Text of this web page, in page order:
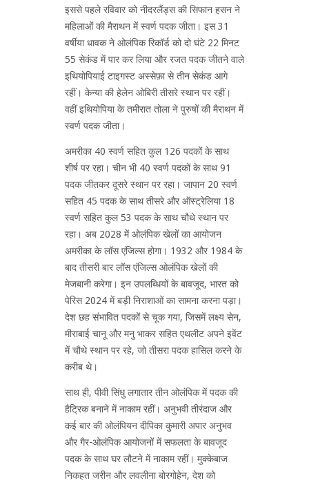
इससे पहले रविवार को नीदरलैंड्स की सिफान हसन ने
महिलाओं की मैराथन में स्वर्ण पदक जीता। इस 31
वर्षीया धावक ने ओलंपिक रिकॉर्ड को दो घंटे 22 मिनट
55 सेकंड में पार कर लिया और रजत पदक जीतने वाले
इथियोपियाई टाइगस्ट अस्सेफ़ा से तीन सेकंड आगे
रहीं। केन्या की हेलेन ओबिरी तीसरे स्थान पर रहीं।
वहीं इथियोपिया के तमीरात तोला ने पुरुषों की मैराथन में
स्वर्ण पदक जीता।
अमरीका 40 स्वर्ण सहित कुल 126 पदकों के साथ
शीर्ष पर रहा। चीन भी 40 स्वर्ण पदकों के साथ 91
पदक जीतकर दूसरे स्थान पर रहा। जापान 20 स्वर्ण
सहित 45 पदक के साथ तीसरे और ऑस्ट्रेलिया 18
स्वर्ण सहित कुल 53 पदक के साथ चौथे स्थान पर
रहा। अब 2028 में ओलंपिक खेलों का आयोजन
अमरीका के लॉस एंजिल्स होगा। 1932 और 1984 के
बाद तीसरी बार लॉस एंजिल्स ओलंपिक खेलों की
मेजबानी करेगा। इन उपलब्धियों के बावजूद, भारत को
पेरिस 2024 में बड़ी निराशाओं का सामना करना पड़ा।
देश छह संभावित पदकों से चूक गया, जिसमें लक्ष्य सेन,
मीराबाई चानू और मनु भाकर सहित एथलीट अपने इवेंट
में चौथे स्थान पर रहे, जो तीसरा पदक हासिल करने के
करीब थे।
साथ ही, पीवी सिंधु लगातार तीन ओलंपिक में पदक की
हैट्रिक बनाने में नाकाम रहीं। अनुभवी तीरंदाज और
कई बार की ओलंपियन दीपिका कुमारी अपार अनुभव
और गैर-ओलंपिक आयोजनों में सफलता के बावजूद
पदक के साथ घर लौटने में नाकाम रहीं। मुक्केबाज
निकहत जरीन और लवलीना बोरगोहेन, देश को